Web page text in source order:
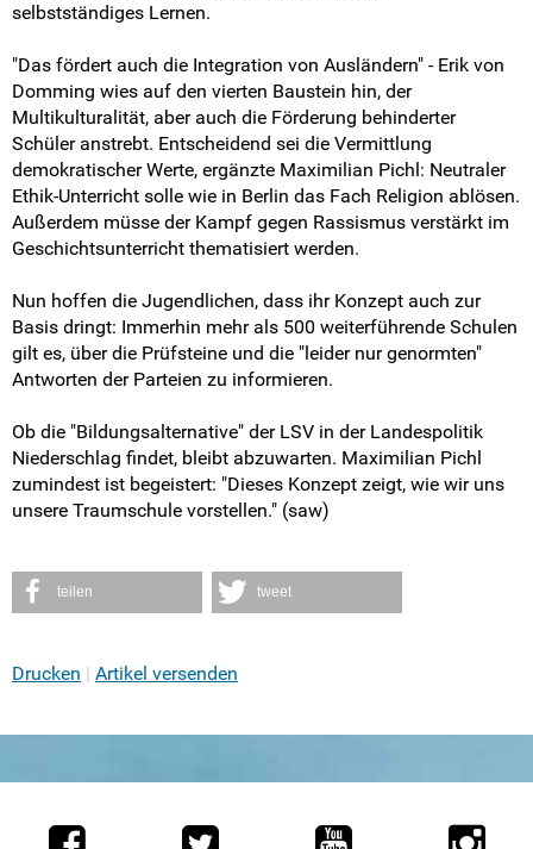
selbstständiges Lernen.
"Das fördert auch die Integration von Ausländern" - Erik von
Domming wies auf den vierten Baustein hin, der
Multikulturalität, aber auch die Förderung behinderter
Schüler anstrebt. Entscheidend sei die Vermittlung
demokratischer Werte, ergänzte Maximilian Pichl: Neutraler
Ethik-Unterricht solle wie in Berlin das Fach Religion ablösen.
Außerdem müsse der Kampf gegen Rassismus verstärkt im
Geschichtsunterricht thematisiert werden.
Nun hoffen die Jugendlichen, dass ihr Konzept auch zur
Basis dringt: Immerhin mehr als 500 weiterführende Schulen
gilt es, über die Prüfsteine und die "leider nur genormten"
Antworten der Parteien zu informieren.
Ob die "Bildungsalternative" der LSV in der Landespolitik
Niederschlag findet, bleibt abzuwarten. Maximilian Pichl
zumindest ist begeistert: "Dieses Konzept zeigt, wie wir uns
unsere Traumschule vorstellen." (saw)
teilen tweet
Drucken Artikel versenden